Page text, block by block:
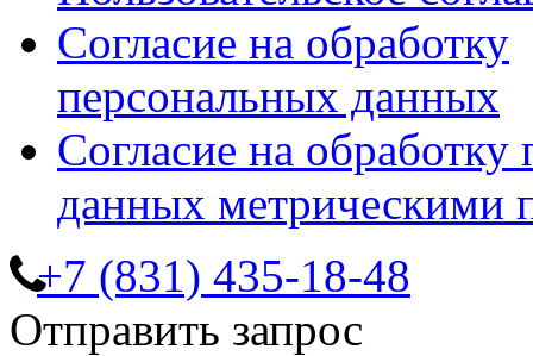
Согласие на обработку
персональных данных
Согласие на обработку
данных метрическими
+7 (831) 435-18-48
Отправить запрос